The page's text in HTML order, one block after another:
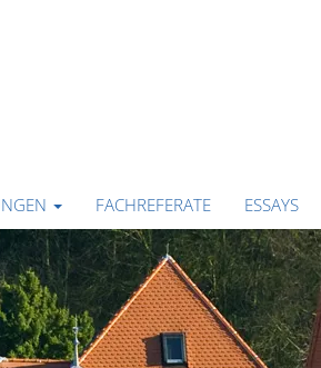
FACHREFERATE ESSAYS